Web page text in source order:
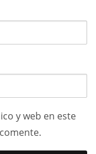
y web en este